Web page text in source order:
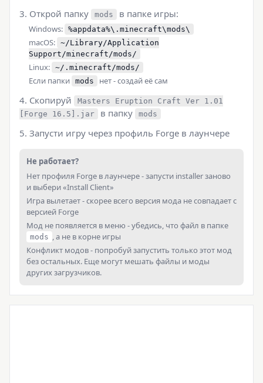
Открой папку
mods в папке игры:
Windows: %appdata%\.minecraft\mods\
macOS: ~/Library/Application
Support/minecraft/mods/
Linux: ~/.minecraft/mods/
Если папки mods нет - создай её сам
Скопируй
Masters Eruption Craft Ver 1.01
[Forge 16.5].jar
в папку mods
Запусти игру через профиль Forge в лаунчере
Не работает?
Нет профиля Forge в лаунчере - запусти installer заново
и выбери «Install Client»
Игра вылетает - скорее всего версия мода не совпадает с
версией Forge
Мод не появляется в меню - убедись, что файл в папке
mods , а не в корне игры
Конфликт модов - попробуй запустить только этот мод
без остальных. Еще могут мешать файлы и моды
других загрузчиков.